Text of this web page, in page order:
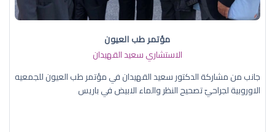
مؤتمر طب العيون
الاستشاري سعيد القهيدان
جانب من مشاركة الدكتور سعيد القهيدان في مؤتمر طب العيون للجمعيه
الاوروبية لجراحيّ تصحيح النظر والماء الابيض في باريس